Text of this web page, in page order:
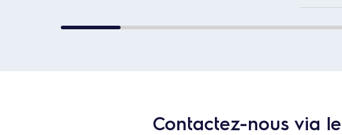
Contactez-nous via